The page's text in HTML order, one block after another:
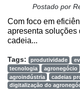
Notícias
Destaque
Postado por
Com foco em
apresenta soluções
cadeia...
Tags: produtividade
tecnologia
agronegócio
agroindústria
cadeias
digitalização do